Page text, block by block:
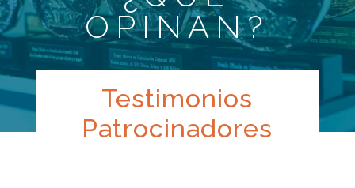
OPINAN?
Testimonios
Patrocinadores